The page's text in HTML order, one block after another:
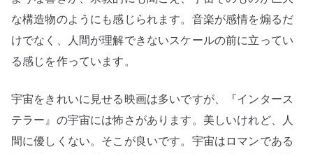
な構造物のようにも感じられます。音楽が感情を煽るだ
けでなく、人間が理解できないスケールの前に立ってい
る感じを作っています。
宇宙をきれいに見せる映画は多いですが、『インタース
テラー』の宇宙には怖さがあります。美しいけれど、人
間に優しくない。そこが良いです。宇宙はロマンである